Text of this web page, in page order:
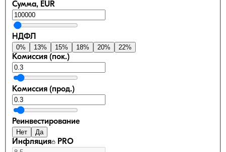
Сумма, EUR
НДФЛ
0% 13% 15% 18% 20% 22%
Комиссия (пок.)
Комиссия (прод.)
Реинвестирование
Нет Да
Инфляция PRO